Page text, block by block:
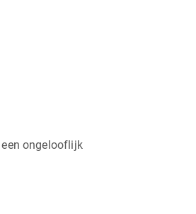
ongelooflijk